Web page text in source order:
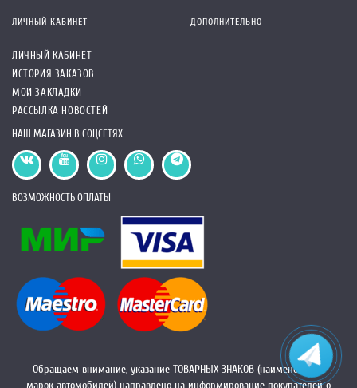
ЛИЧНЫЙ КАБИНЕТ
ЛИЧНЫЙ КАБИНЕТ
ИСТОРИЯ ЗАКАЗОВ
МОИ ЗАКЛАДКИ
РАССЫЛКА НОВОСТЕЙ
ДОПОЛНИТЕЛЬНО
НАШ МАГАЗИН В СОЦСЕТЯХ
ВОЗМОЖНОСТЬ ОПЛАТЫ
Обращаем внимание, указание ТОВАРНЫХ ЗНАКОВ (наименований
марок автомобилей) направлено на информирование покупателей о